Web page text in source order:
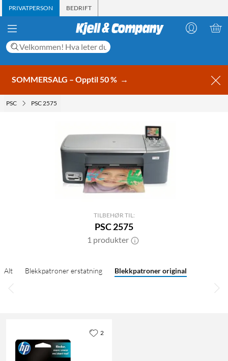
PRIVATPERSON BEDRIFT
SOMMERSALG – Opptil 50 % →
PSC PSC 2575
TILBEHØR TIL:
PSC 2575
1 produkter
Alt Blekkpatroner erstatning Blekkpatroner original
2